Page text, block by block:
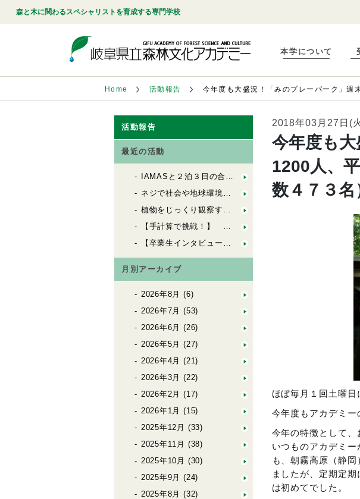
森と木に関わるスペシャリストを育成する専門学校
本学について
Home 活動報告 今年度も大盛況！「みのプレーパーク」週
活動報告
最近の活動
IAMASと２泊３日の合同合宿！「FbSのためのデザインキャンプ」
ネジで社会や地球環境を良くする会社「シネジックさん」視察
植物をじっくり観察する「植物観察の基礎」
【手計算で挑戦！】 木造の許容応力度計算（２）
【卒業生インタビュー】 ６歳から100歳までの居場所を創る
月別アーカイブ
2026年8月 (6)
2026年7月 (53)
2026年6月 (26)
2026年5月 (27)
2026年4月 (21)
2026年3月 (22)
2026年2月 (17)
2026年1月 (15)
2025年12月 (33)
2025年11月 (38)
2025年10月 (30)
2025年9月 (24)
2025年8月 (32)
2018年03月27日(
今年度も
1200人、
数４７３名
ほぼ毎月１回土曜日
今年度もアカデミー
今年の特徴として
いつものアカデミ
も、朝霧高原（静
ましたが、定期定
は初めてでした。